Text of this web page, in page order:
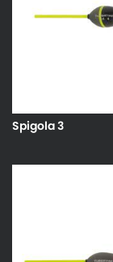
Spigola 3